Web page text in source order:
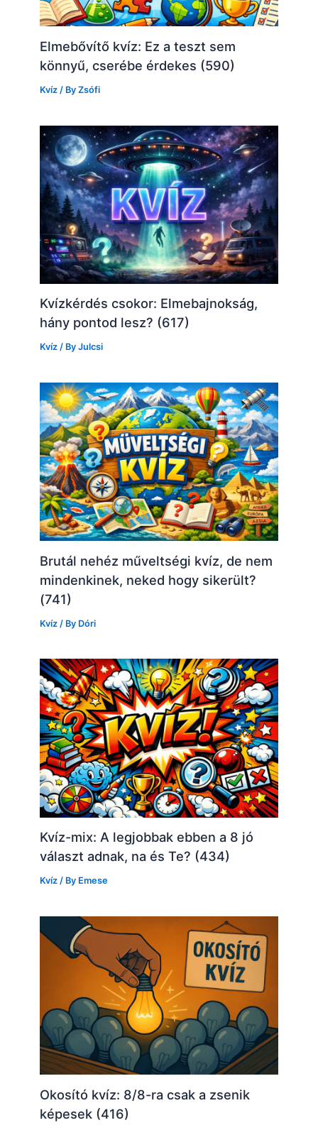
Elmebővítő kvíz: Ez a teszt sem
könnyű, cserébe érdekes (590)
Kvíz / ByZsófi
Kvízkérdés csokor: Elmebajnokság,
hány pontod lesz? (617)
Kvíz / ByJulcsi
Brutál nehéz műveltségi kvíz, de nem
mindenkinek, neked hogy sikerült?
(741)
Kvíz / By Dóri
Kvíz-mix: A legjobbak ebben a 8 jó
választ adnak, na és Te? (434)
Kvíz / By Emese
Okosító kvíz: 8/8-ra csak a zsenik
képesek (416)